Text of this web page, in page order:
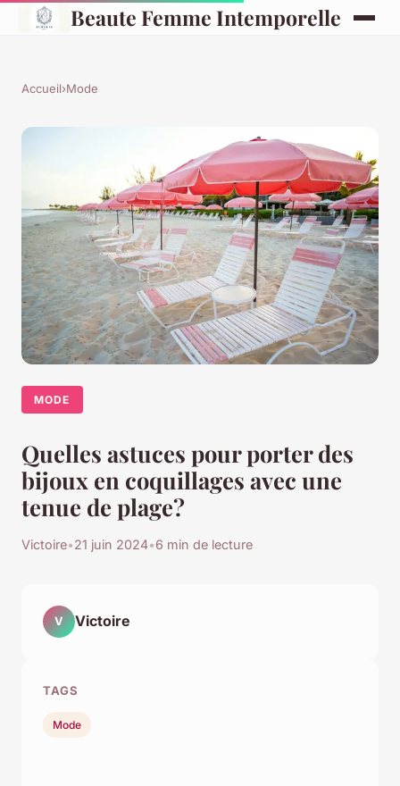
Beaute Femme Intemporelle
Accueil›Mode
MODE
Quelles astuces pour porter des
bijoux en coquillages avec une
tenue de plage?
Victoire•21 juin 2024•6 min de lecture
V Victoire
TAGS
Mode